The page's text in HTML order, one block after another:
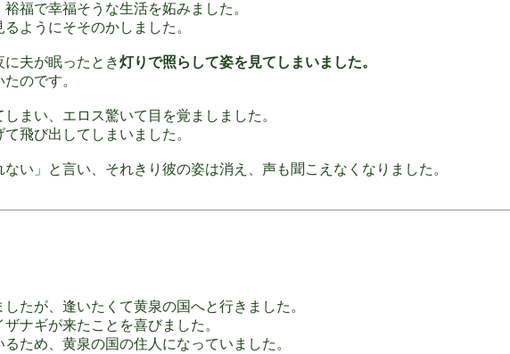
福で幸福そうな生活を妬みました。
ようにそそのかしました。
夫が眠ったとき灯りで照らして姿を見てしまいました。
のです。
まい、エロス驚いて目を覚ましました。
飛び出してしまいました。
い」と言い、それきり彼の姿は消え、声も聞こえなくなりました。
たが、逢いたくて黄泉の国へと行きました。
ナギが来たことを喜びました。
ため、黄泉の国の住人になっていました。